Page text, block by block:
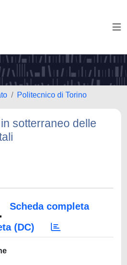
Politecnico di Torino
sotterraneo delle
Scheda completa
(DC)